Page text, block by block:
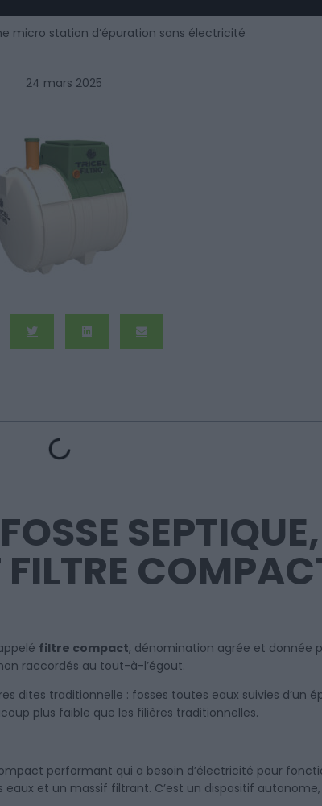
micro station d’épuration sans électricité
24 mars 2025
filtre compact, dénomination agrée et donnée
raccordés au tout-à-l’égout.
traditionnelle : fosses toutes eaux suivies d’un
plus faible que les filières traditionnelles.
performant qui a besoin d’électricité pour
et un massif filtrant. C’est un dispositif